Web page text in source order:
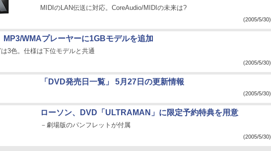
MIDIのLAN伝送に対応。CoreAudio/MIDIの未来は?
(2005/5/30)
MP3/WMAプレーヤーに1GBモデルを追加
3色。仕様は下位モデルと共通
(2005/5/30)
「DVD発売日一覧」 5月27日の更新情報
(2005/5/30)
ローソン、DVD「ULTRAMAN」に限定予約特典を用意
－劇場版のパンフレットが付属
(2005/5/30)